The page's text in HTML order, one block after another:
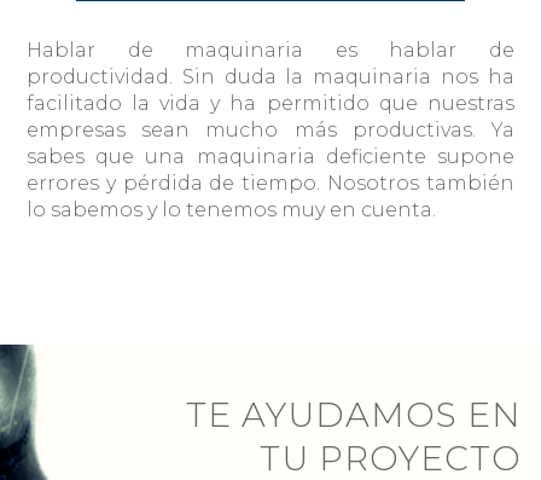
Hablar de maquinaria es hablar de
productividad. Sin duda la maquinaria nos ha
facilitado la vida y ha permitido que nuestras
empresas sean mucho más productivas. Ya
sabes que una maquinaria deficiente supone
errores y pérdida de tiempo. Nosotros también
lo sabemos y lo tenemos muy en cuenta.
TE AYUDAMOS EN
TU PROYECTO